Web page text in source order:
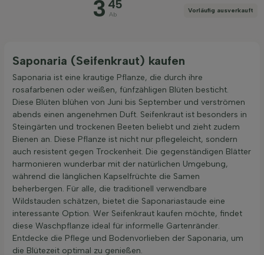
Widerstandsfähigkeit
Duftend
Filter anwenden
3 45
Ab
Vorläufig ausverkauft
Saponaria (Seifenkraut) kaufen
Saponaria ist eine krautige Pflanze, die durch ihre
rosafarbenen oder weißen, fünfzähligen Blüten besticht.
Diese Blüten blühen von Juni bis September und verströmen
abends einen angenehmen Duft. Seifenkraut ist besonders in
Steingärten und trockenen Beeten beliebt und zieht zudem
Bienen an. Diese Pflanze ist nicht nur pflegeleicht, sondern
auch resistent gegen Trockenheit. Die gegenständigen Blätter
harmonieren wunderbar mit der natürlichen Umgebung,
während die länglichen Kapselfrüchte die Samen
beherbergen. Für alle, die traditionell verwendbare
Wildstauden schätzen, bietet die Saponariastaude eine
interessante Option. Wer Seifenkraut kaufen möchte, findet
diese Waschpflanze ideal für informelle Gartenränder.
Entdecke die Pflege und Bodenvorlieben der Saponaria, um
die Blütezeit optimal zu genießen.